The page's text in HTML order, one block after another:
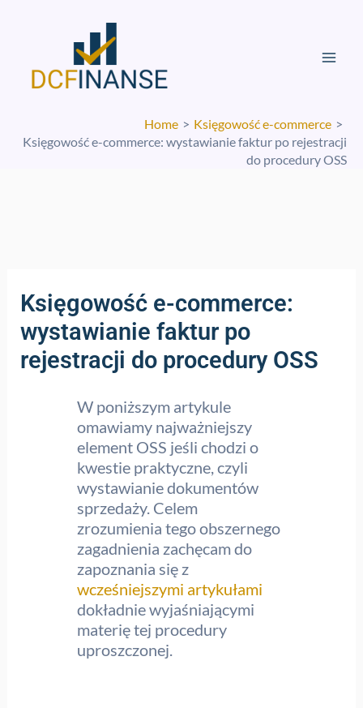
Home
Księgowość e-commerce
Księgowość e-commerce: wystawianie faktur po rejestracji
do procedury OSS
Księgowość e-commerce:
wystawianie faktur po
rejestracji do procedury OSS
W poniższym artykule
omawiamy najważniejszy
element OSS jeśli chodzi o
kwestie praktyczne, czyli
wystawianie dokumentów
sprzedaży. Celem
zrozumienia tego obszernego
zagadnienia zachęcam do
zapoznania się z
wcześniejszymi artykułami
dokładnie wyjaśniającymi
materię tej procedury
uproszczonej.